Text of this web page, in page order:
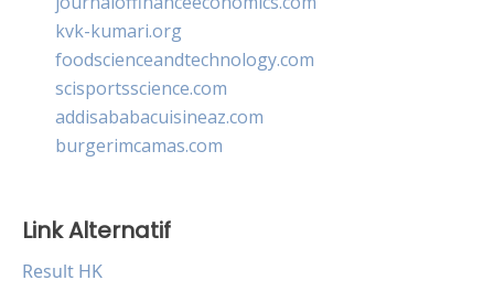
kvk-kumari.org
foodscienceandtechnology.com
scisportsscience.com
addisababacuisineaz.com
burgerimcamas.com
Link Alternatif
Result HK